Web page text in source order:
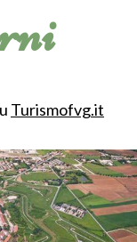
Turismofvg.it